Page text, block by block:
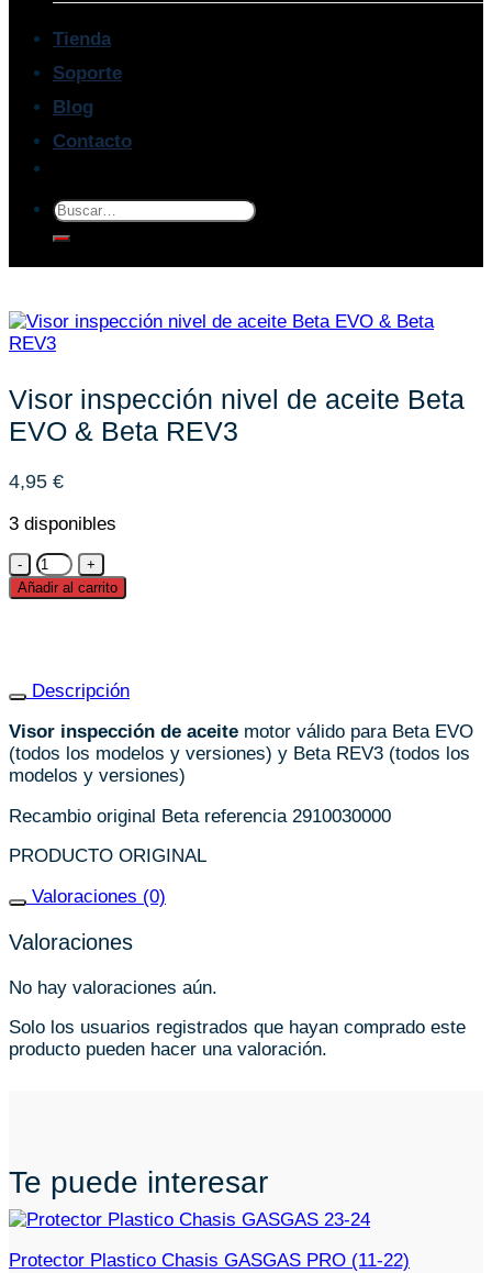
Tienda
Soporte
Blog
Contacto
Buscar
por:
Visor inspección nivel de aceite Beta
EVO & Beta REV3
4,95 €
3 disponibles
Visor
inspección
EVO
Beta
REV3
cantidad
Añadir al carrito
Descripción
Visor inspección de aceite motor válido para Beta EVO
(todos los modelos y versiones) y Beta REV3 (todos los
modelos y versiones)
Recambio original Beta referencia 2910030000
PRODUCTO ORIGINAL
Valoraciones (0)
Valoraciones
No hay valoraciones aún.
Solo los usuarios registrados que hayan comprado este
producto pueden hacer una valoración.
Te puede interesar
Protector Plastico Chasis GASGAS PRO (11-22)